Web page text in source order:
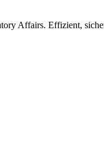
Affairs. Effizient,